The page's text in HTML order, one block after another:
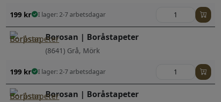
199 kr I lager: 2-7 arbetsdagar
Borosan | Boråstapeter
(8641) Grå, Mörk
199 kr I lager: 2-7 arbetsdagar
Borosan | Boråstapeter